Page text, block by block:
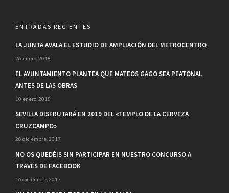
ENTRADAS RECIENTES
LA JUNTA AVALA EL ESTUDIO DE AMPLIACIÓN DEL METROCENTRO
26 enero, 2018
EL AYUNTAMIENTO PLANTEA QUE MATEOS GAGO SEA PEATONAL
ANTES DE LAS OBRAS
10 enero, 2018
SEVILLA DISFRUTARÁ EN 2019 DEL «TEMPLO DE LA CERVEZA
CRUZCAMPO»
28 diciembre, 2017
NO OS QUEDÉIS SIN PARTICIPAR EN NUESTRO CONCURSO A
TRAVÉS DE FACEBOOK
16 diciembre, 2017